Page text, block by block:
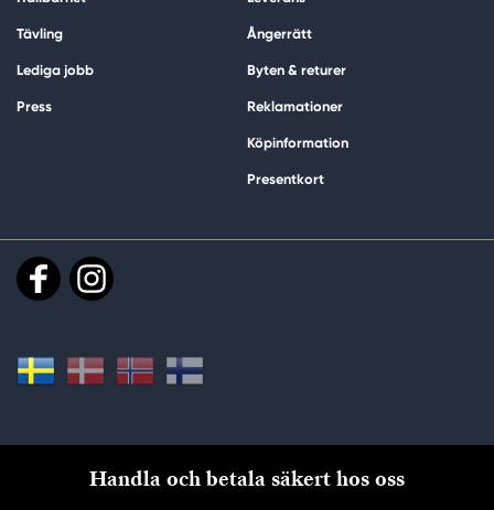
Tävling
Lediga jobb
Press
Ångerrätt
Byten & returer
Reklamationer
Köpinformation
Presentkort
Handla och betala säkert hos oss